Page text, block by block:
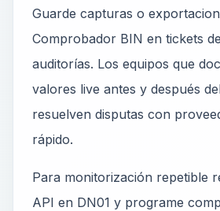
Guarde capturas o
Comprobador BIN en tickets
auditorías. Los equipos que
valores live antes y después
resuelven disputas con
rápido.
Para monitorización repetible
API en DN01 y programe